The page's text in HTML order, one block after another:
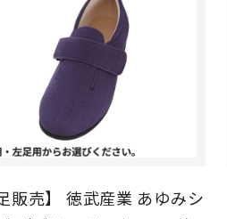
販売】 徳武産業 あゆみシ